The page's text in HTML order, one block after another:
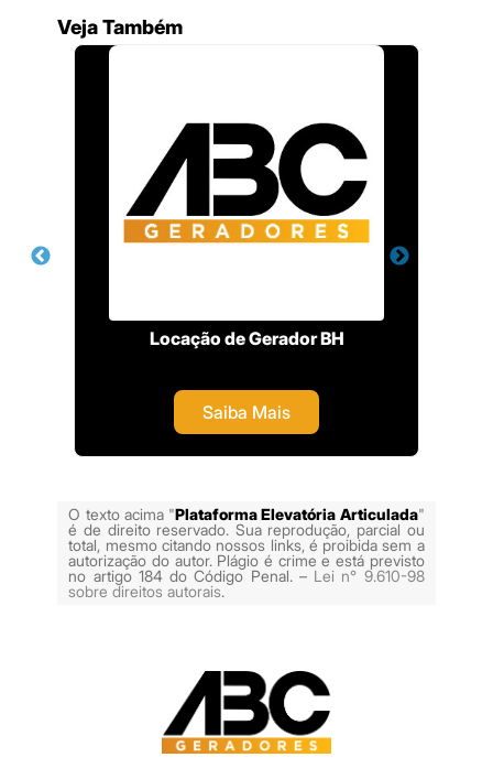
Veja Também
Locação de Gerador BH
Saiba Mais
O texto acima "Plataforma Elevatória Articulada"
é de direito reservado. Sua reprodução, parcial ou
total, mesmo citando nossos links, é proibida sem a
autorização do autor. Plágio é crime e está previsto
no artigo 184 do Código Penal. – Lei n° 9.610-98
sobre direitos autorais.